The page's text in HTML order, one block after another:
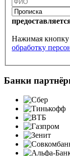
Нажимая кнопку
обработку
Банки